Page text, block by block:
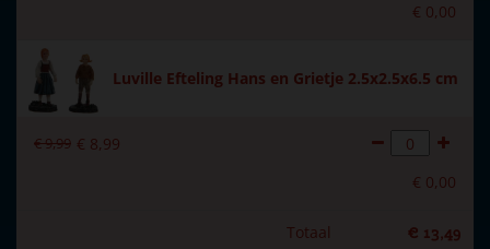
€ 0,00
Luville Efteling Hans en Grietje 2.5x2.5x6.5 cm
€9,99 € 8,99
€ 0,00
Totaal € 13,49